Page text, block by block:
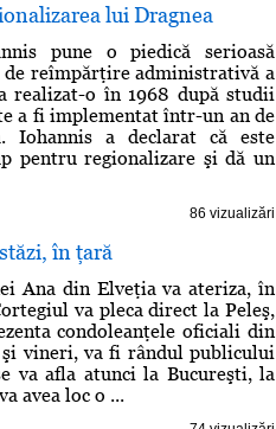
lui Dragnea
pune o piedică serioasă
reîmpărţire administrativă a
realizat-o în 1968 după studii
a fi implementat într-un an de
Iohannis a declarat că este
pentru regionalizare şi dă un
86 vizualizări
în ţară
Ana din Elveţia va ateriza, în
va pleca direct la Peleş,
condoleanţele oficiali din
vineri, va fi rândul publicului
va afla atunci la Bucureşti, la
avea loc o ...